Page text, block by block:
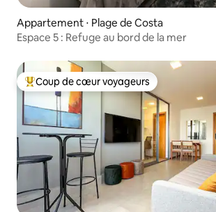
Appartement ⋅ Plage de Costa
Espace 5 : Refuge au bord de la mer
Coups de cœur voyageurs les plus
Coup de cœur voyageurs